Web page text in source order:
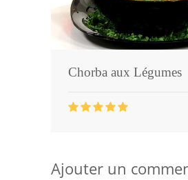
Chorba aux Légumes
Ajouter un